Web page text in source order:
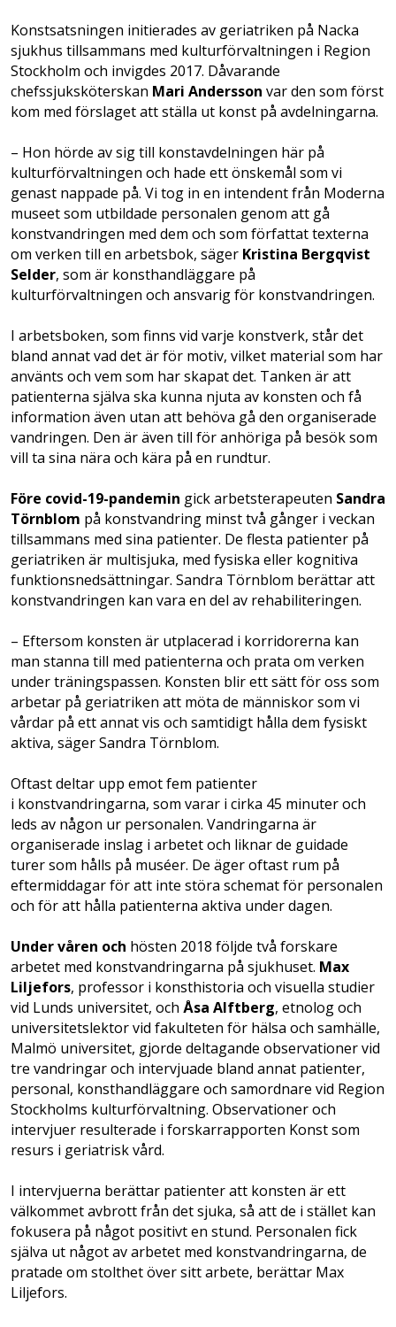
Konstsatsningen initierades av geriatriken på Nacka
sjukhus tillsammans med kulturförvaltningen i Region
Stockholm och invigdes 2017. Dåvarande
chefssjuksköterskan Mari Andersson var den som först
kom med förslaget att ställa ut konst på avdelningarna.
– Hon hörde av sig till konstavdelningen här på
kulturförvaltningen och hade ett önskemål som vi
genast nappade på. Vi tog in en intendent från Moderna
museet som utbildade personalen genom att gå
konstvandringen med dem och som författat texterna
om verken till en arbetsbok, säger Kristina Bergqvist
Selder, som är konsthandläggare på
kulturförvaltningen och ansvarig för konstvandringen.
I arbetsboken, som finns vid varje konstverk, står det
bland annat vad det är för motiv, vilket material som har
använts och vem som har skapat det. Tanken är att
patienterna själva ska kunna njuta av konsten och få
information även utan att behöva gå den organiserade
vandringen. Den är även till för anhöriga på besök som
vill ta sina nära och kära på en rundtur.
Före covid-19-pandemin gick arbetsterapeuten Sandra
Törnblom på konstvandring minst två gånger i veckan
tillsammans med sina patienter. De flesta patienter på
geriatriken är multisjuka, med fysiska eller kognitiva
funktionsnedsättningar. Sandra Törnblom berättar att
konstvandringen kan vara en del av rehabiliteringen.
– Eftersom konsten är utplacerad i korridorerna kan
man stanna till med patienterna och prata om verken
under träningspassen. Konsten blir ett sätt för oss som
arbetar på geriatriken att möta de människor som vi
vårdar på ett annat vis och samtidigt hålla dem fysiskt
aktiva, säger Sandra Törnblom.
Oftast deltar upp emot fem patienter
i konstvandringarna, som varar i cirka 45 minuter och
leds av någon ur personalen. Vandringarna är
organiserade inslag i arbetet och liknar de guidade
turer som hålls på muséer. De äger oftast rum på
eftermiddagar för att inte störa schemat för personalen
och för att hålla patienterna aktiva under dagen.
Under våren och hösten 2018 följde två forskare
arbetet med konstvandringarna på sjukhuset. Max
Liljefors, professor i konsthistoria och visuella studier
vid Lunds universitet, och Åsa Alftberg, etnolog och
universitetslektor vid fakulteten för hälsa och samhälle,
Malmö universitet, gjorde deltagande observationer vid
tre vandringar och intervjuade bland annat patienter,
personal, konsthandläggare och samordnare vid Region
Stockholms kulturförvaltning. Observationer och
intervjuer resulterade i forskarrapporten Konst som
resurs i geriatrisk vård.
I intervjuerna berättar patienter att konsten är ett
välkommet avbrott från det sjuka, så att de i stället kan
fokusera på något positivt en stund. Personalen fick
själva ut något av arbetet med konstvandringarna, de
pratade om stolthet över sitt arbete, berättar Max
Liljefors.